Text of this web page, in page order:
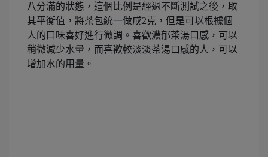
八分滿的狀態，這個比例是經過不斷測試之後，取
其平衡值，將茶包統一做成2克，但是可以根據個
人的口味喜好進行微調。喜歡濃郁茶湯口感，可以
稍微減少水量，而喜歡較淡淡茶湯口感的人，可以
增加水的用量。